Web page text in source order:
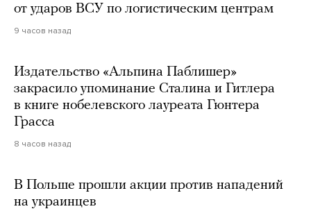
от ударов ВСУ по логистическим центрам
9 часов назад
Издательство «Альпина Паблишер»
закрасило упоминание Сталина и Гитлера
в книге нобелевского лауреата Гюнтера
Грасса
8 часов назад
В Польше прошли акции против нападений
на украинцев